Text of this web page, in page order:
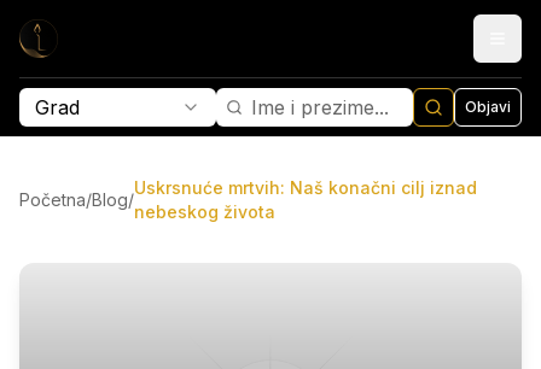
Grad Objavi
Početna/Blog/
Uskrsnuće mrtvih: Naš konačni cilj iznad
nebeskog života